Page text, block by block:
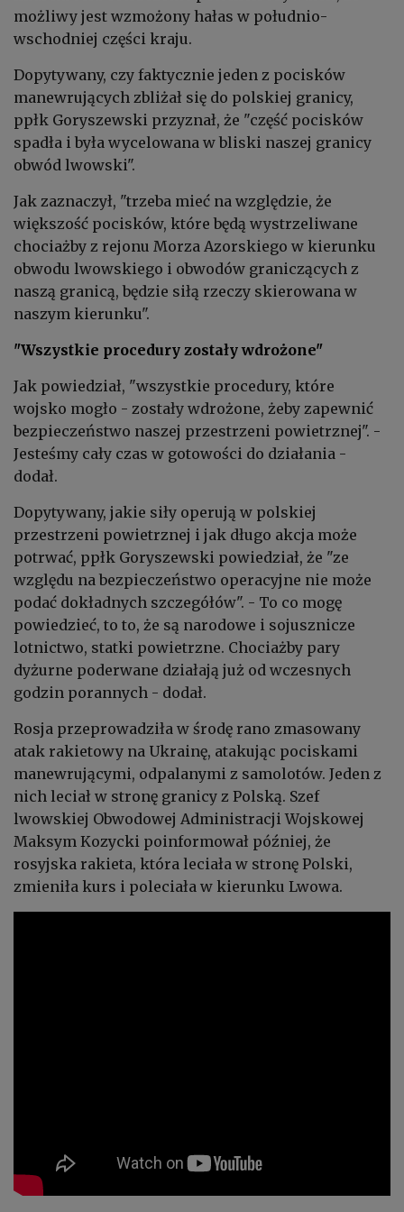
możliwy jest wzmożony hałas w południo-
wschodniej części kraju.
Dopytywany, czy faktycznie jeden z pocisków
manewrujących zbliżał się do polskiej granicy,
ppłk Goryszewski przyznał, że "część pocisków
spadła i była wycelowana w bliski naszej granicy
obwód lwowski".
Jak zaznaczył, "trzeba mieć na względzie, że
większość pocisków, które będą wystrzeliwane
chociażby z rejonu Morza Azorskiego w kierunku
obwodu lwowskiego i obwodów graniczących z
naszą granicą, będzie siłą rzeczy skierowana w
naszym kierunku".
"Wszystkie procedury zostały wdrożone"
Jak powiedział, "wszystkie procedury, które
wojsko mogło - zostały wdrożone, żeby zapewnić
bezpieczeństwo naszej przestrzeni powietrznej". -
Jesteśmy cały czas w gotowości do działania -
dodał.
Dopytywany, jakie siły operują w polskiej
przestrzeni powietrznej i jak długo akcja może
potrwać, ppłk Goryszewski powiedział, że "ze
względu na bezpieczeństwo operacyjne nie może
podać dokładnych szczegółów". - To co mogę
powiedzieć, to to, że są narodowe i sojusznicze
lotnictwo, statki powietrzne. Chociażby pary
dyżurne poderwane działają już od wczesnych
godzin porannych - dodał.
Rosja przeprowadziła w środę rano zmasowany
atak rakietowy na Ukrainę, atakując pociskami
manewrującymi, odpalanymi z samolotów. Jeden z
nich leciał w stronę granicy z Polską. Szef
lwowskiej Obwodowej Administracji Wojskowej
Maksym Kozycki poinformował później, że
rosyjska rakieta, która leciała w stronę Polski,
zmieniła kurs i poleciała w kierunku Lwowa.